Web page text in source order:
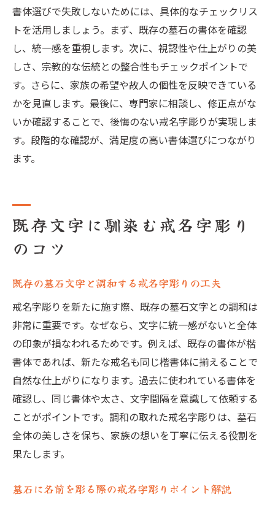
書体選びで失敗しないためには、具体的なチェックリス
トを活用しましょう。まず、既存の墓石の書体を確認
し、統一感を重視します。次に、視認性や仕上がりの美
しさ、宗教的な伝統との整合性もチェックポイントで
す。さらに、家族の希望や故人の個性を反映できている
かを見直します。最後に、専門家に相談し、修正点がな
いか確認することで、後悔のない戒名字彫りが実現しま
す。段階的な確認が、満足度の高い書体選びにつながり
ます。
既存文字に馴染む戒名字彫り
のコツ
既存の墓石文字と調和する戒名字彫りの工夫
戒名字彫りを新たに施す際、既存の墓石文字との調和は
非常に重要です。なぜなら、文字に統一感がないと全体
の印象が損なわれるためです。例えば、既存の書体が楷
書体であれば、新たな戒名も同じ楷書体に揃えることで
自然な仕上がりになります。過去に使われている書体を
確認し、同じ書体や太さ、文字間隔を意識して依頼する
ことがポイントです。調和の取れた戒名字彫りは、墓石
全体の美しさを保ち、家族の想いを丁寧に伝える役割を
果たします。
墓石に名前を彫る際の戒名字彫りポイント解説